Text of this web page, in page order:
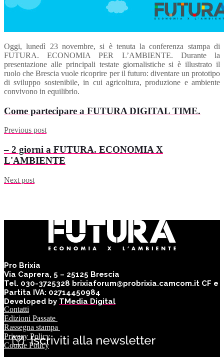
Oggi, lunedì 23 novembre, si è tenuta la conferenza stampa di
FUTURA. ECONOMIA PER L’AMBIENTE. Durante la
presentazione alle principali testate giornalistiche si è illustrato il
ruolo che Brescia vuole ricoprire per il futuro: diventare un prototipo
di sviluppo sostenibile, in cui agricoltura, produzione e ambiente
convivono in equilibrio.
Come partecipare a FUTURA DIGITAL TIME.
Previous post
– 2 giorni a FUTURA. ECONOMIA X
L'AMBIENTE
Next post
Pro Brixia
Via Caprera, 5 – 25125 Brescia
Tel. 030-3725328 brixiaforum@probrixia.camcom.it CF e
Partita IVA: 02714450984
Developed by TMedia Digital
Contatti
Edizioni Passate
Rassegna stampa
Privacy Policy
Cookie Policy